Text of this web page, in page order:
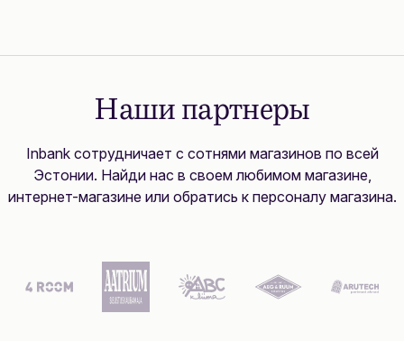
Наши партнеры
Inbank сотрудничает с сотнями магазинов по всей
Эстонии. Найди нас в своем любимом магазине,
интернет-магазине или обратись к персоналу магазина.